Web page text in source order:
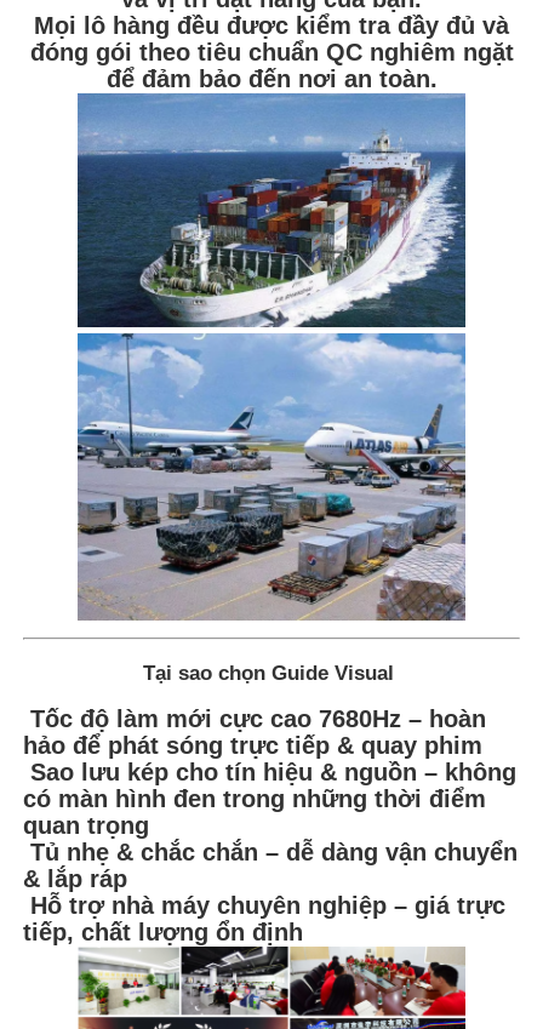
Mọi lô hàng đều được kiểm tra đầy đủ và
đóng gói theo tiêu chuẩn QC nghiêm ngặt
để đảm bảo đến nơi an toàn.
Tại sao chọn Guide Visual
Tốc độ làm mới cực cao 7680Hz – hoàn
hảo để phát sóng trực tiếp & quay phim
Sao lưu kép cho tín hiệu & nguồn – không
có màn hình đen trong những thời điểm
quan trọng
Tủ nhẹ & chắc chắn – dễ dàng vận chuyển
& lắp ráp
Hỗ trợ nhà máy chuyên nghiệp – giá trực
tiếp, chất lượng ổn định